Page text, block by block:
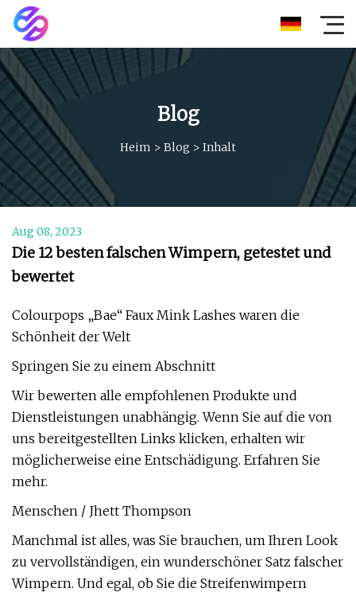
Blog
Heim > Blog > Inhalt
Aug 08, 2023
Die 12 besten falschen Wimpern, getestet und
bewertet
Colourpops „Bae“ Faux Mink Lashes waren die
Schönheit der Welt
Springen Sie zu einem Abschnitt
Wir bewerten alle empfohlenen Produkte und
Dienstleistungen unabhängig. Wenn Sie auf die von
uns bereitgestellten Links klicken, erhalten wir
möglicherweise eine Entschädigung. Erfahren Sie
mehr.
Menschen / Jhett Thompson
Manchmal ist alles, was Sie brauchen, um Ihren Look
zu vervollständigen, ein wunderschöner Satz falscher
Wimpern. Und egal, ob Sie die Streifenwimpern